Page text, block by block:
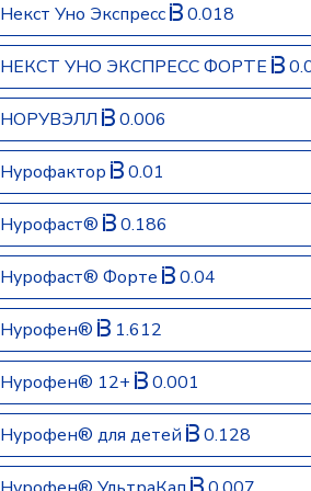
Некст Уно Экспресс 0.018
НЕКСТ УНО ЭКСПРЕСС ФОРТЕ
НОРУВЭЛЛ 0.006
Нурофактор 0.01
Нурофаст® 0.186
Нурофаст® Форте 0.04
Нурофен® 1.612
Нурофен® 12+ 0.001
Нурофен® для детей 0.128